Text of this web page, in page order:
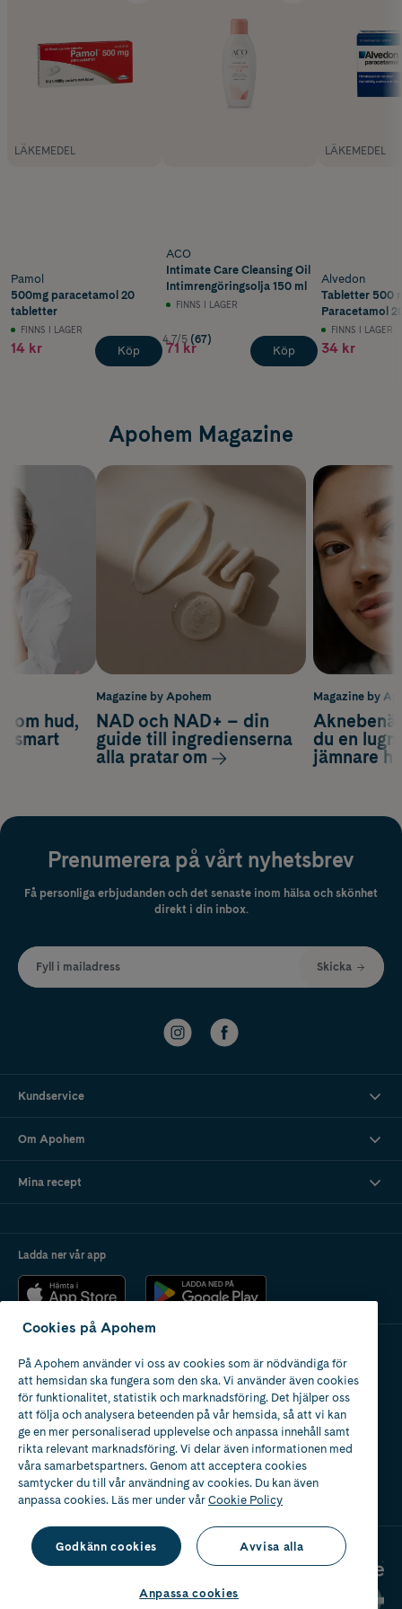
LÄKEMEDEL
Pamol
500mg paracetamol 20
tabletter
FINNS I LAGER
14 kr Köp
ACO
Intimate Care Cleansing Oil
Intimrengöringsolja 150 ml
FINNS I LAGER
4.7/5 (67)
71 kr Köp
LÄKEMEDEL
Alvedon
Tabletter 500
Paracetamol
FINNS I LAGER
34 kr
Apohem Magazine
Magazine by
du en
jämnare
om hud,
smart
Magazine by Apohem
NAD och NAD+ – din
guide till ingredienserna
alla pratar om
Prenumerera på vårt nyhetsbrev
Få personliga erbjudanden och det senaste inom hälsa och skönhet
direkt i din inbox.
Fyll i mailadress Skicka
Kundservice
Om Apohem
Mina recept
Ladda ner vår app
Apotek med tillstånd
av Läkemedelsverket
2024
Cookies på Apohem
På Apohem använder vi oss av cookies som är nödvändiga för
att hemsidan ska fungera som den ska. Vi använder även cookies
för funktionalitet, statistik och marknadsföring. Det hjälper oss
att följa och analysera beteenden på vår hemsida, så att vi kan
ge en mer personaliserad upplevelse och anpassa innehåll samt
rikta relevant marknadsföring. Vi delar även informationen med
våra samarbetspartners. Genom att acceptera cookies
samtycker du till vår användning av cookies. Du kan även
anpassa cookies. Läs mer under vårCookie Policy
Godkänn cookies Avvisa alla
Anpassa cookies